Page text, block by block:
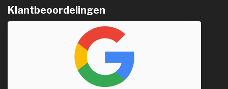
Klantbeoordelingen